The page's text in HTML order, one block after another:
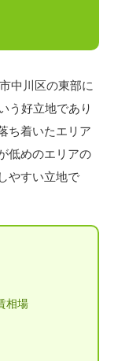
中川区の東部に
う好立地であり
ち着いたエリア
低めのエリアの
やすい立地で
相場